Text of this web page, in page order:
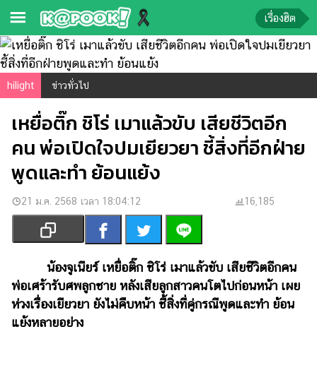
ข่าว-
ความ
รู้
บันเทิง
ตรวจ
หวย
ผล
การ
เงิน
เรื่องฮิต
hilight ข่าวทั่วไป
เหยื่อติ๊ก ชิโร่ เมาแล้วขับ เสียชีวิตอีก
คน พ่อเปิดใจปมเยียวยา ชี้สิ่งที่อีกฝ่าย
พูดและทำ ย้อนแย้ง
21 ม.ค. 2568 เวลา 18:04:12 16,185
น้องจูเนียร์ เหยื่อติ๊ก ชิโร่ เมาแล้วขับ เสียชีวิตอีกคน
พ่อเศร้ารับศพลูกชาย หลังเสียลูกสาวคนโตไปก่อนหน้า เผย
ห่วงเรื่องเยียวยา ยังไม่คืบหน้า ชี้สิ่งที่คู่กรณีพูดและทำ ย้อน
แย้งหลายอย่าง